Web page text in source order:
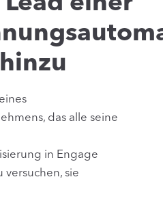
das alle seine
in Engage
versuchen, sie